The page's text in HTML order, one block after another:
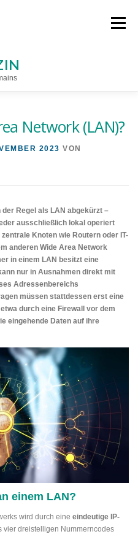
Menü
Network (LAN)?
2023 VON
Regel als LAN abgekürzt –
ausschließlich lokal operiert
Knoten wie Routern oder IT-
anderen Wide Area Network
in einem LAN besitzt eine
nur in Ausnahmen direkt mit
Adressenbereichs
müssen stattdessen erst eine
durch eine Firewall vor dem
eingehende Daten auf ihre
einem LAN?
wird durch eine eindeutige IP-
vier dreistelligen Nummerncodes